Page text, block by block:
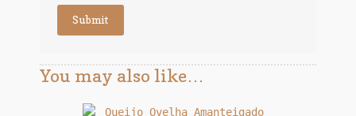
You may also like…